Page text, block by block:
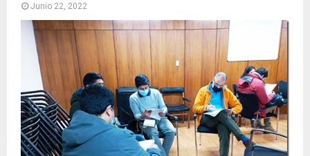
R
M
E
Junio 22, 2022